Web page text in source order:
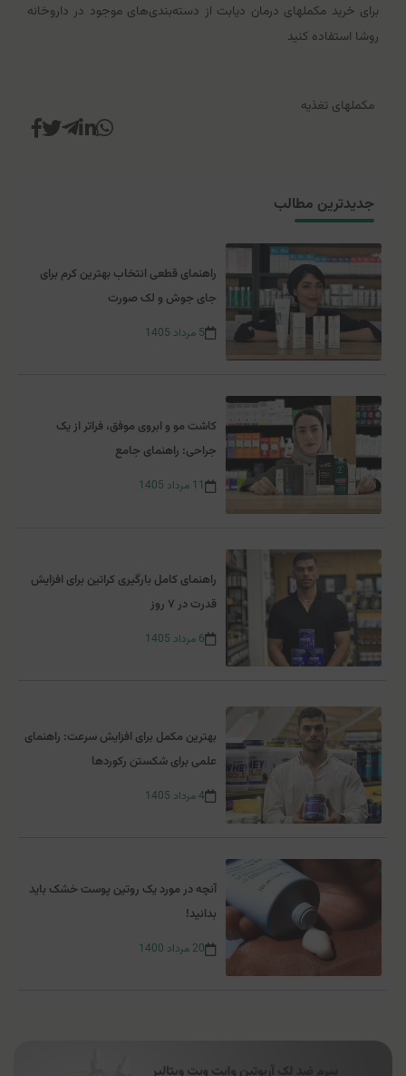
برای خرید مکملهای درمان دیابت از دسته‌بندی‌های موجود در داروخانه
روشا استفاده کنید
مکملهای تغذیه
جدیدترین مطالب
راهنمای قطعی انتخاب بهترین کرم برای
جای جوش و لک صورت
5 مرداد 1405
کاشت مو و ابروی موفق، فراتر از یک
جراحی: راهنمای جامع
11 مرداد 1405
راهنمای کامل بارگیری کراتین برای افزایش
قدرت در ۷ روز
6 مرداد 1405
بهترین مکمل برای افزایش سرعت: راهنمای
علمی برای شکستن رکوردها
4مرداد 1405
آنچه در مورد یک روتین پوست خشک باید
بدانید!
20 مرداد 1400